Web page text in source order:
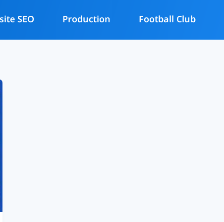
SEO Production Football Club